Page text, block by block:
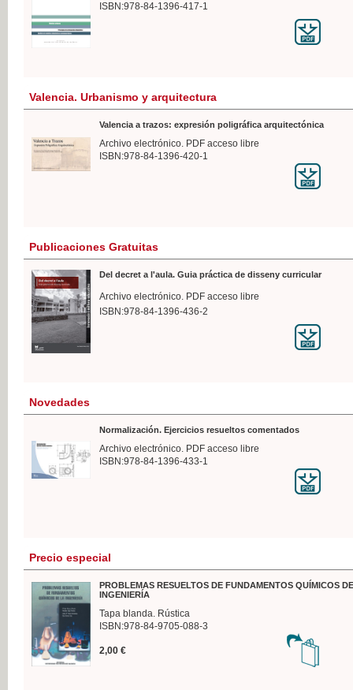
ISBN:978-84-1396-417-1
Valencia. Urbanismo y arquitectura
Valencia a trazos: expresión poligráfica arquitectónica
Archivo electrónico. PDF acceso libre
ISBN:978-84-1396-420-1
Publicaciones Gratuitas
Del decret a l'aula. Guia práctica de disseny curricular
Archivo electrónico. PDF acceso libre
ISBN:978-84-1396-436-2
Novedades
Normalización. Ejercicios resueltos comentados
Archivo electrónico. PDF acceso libre
ISBN:978-84-1396-433-1
Precio especial
PROBLEMAS RESUELTOS DE FUNDAMENTOS QUÍMICOS
INGENIERÍA
Tapa blanda. Rústica
ISBN:978-84-9705-088-3
2,00 €